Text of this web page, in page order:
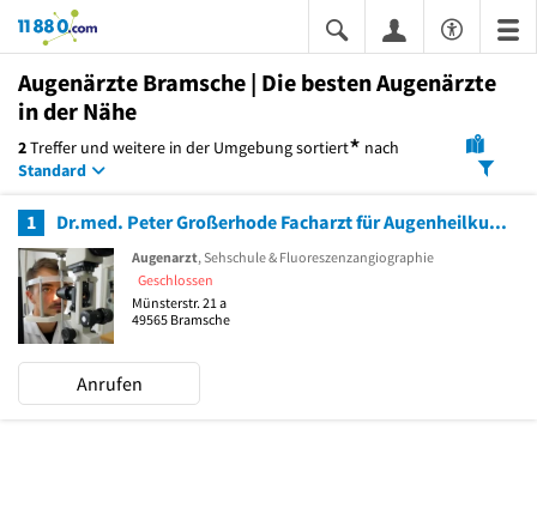
11880.com
Augenärzte Bramsche | Die besten Augenärzte
in der Nähe
2Treffer und weitere in der Umgebungsortiert* nach
Standard
1 Dr.med. Peter Großerhode Facharzt für Augenheilkunde
Augenarzt, Sehschule & Fluoreszenzangiographie
Geschlossen
Münsterstr. 21 a
49565 Bramsche
Anrufen